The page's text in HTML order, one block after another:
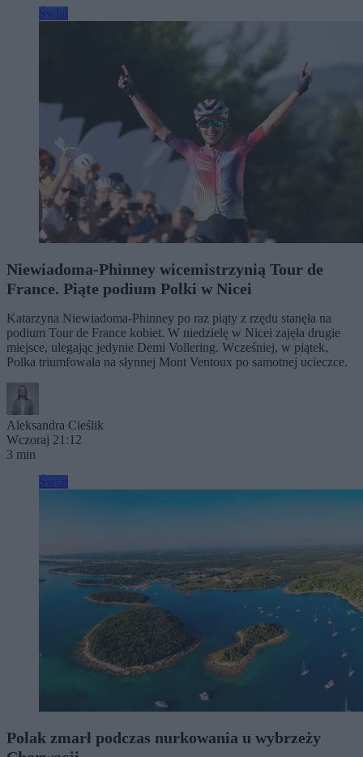
Niewiadoma-Phinney wicemistrzynią Tour de
France. Piąte podium Polki w Nicei
Katarzyna Niewiadoma-Phinney po raz piąty z rzędu stanęła na
podium Tour de France kobiet. W niedzielę w Nicei zajęła drugie
miejsce, ulegając jedynie Demi Vollering. Wcześniej, w piątek,
Polka triumfowała na słynnej Mont Ventoux po samotnej ucieczce.
Aleksandra Cieślik
Wczoraj 21:12
3 min
Polak zmarł podczas nurkowania u wybrzeży